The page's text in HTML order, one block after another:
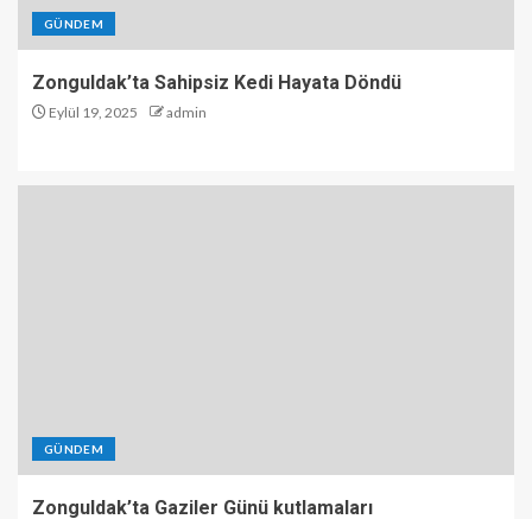
GÜNDEM
Zonguldak’ta Sahipsiz Kedi Hayata Döndü
Eylül 19, 2025 admin
GÜNDEM
Zonguldak’ta Gaziler Günü kutlamaları